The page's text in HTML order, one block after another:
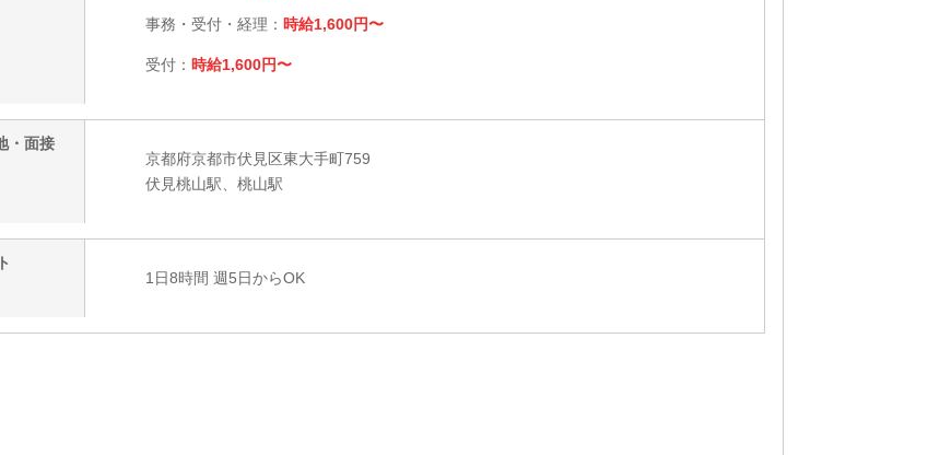
事務・受付・経理： 時給1,600円〜
受付： 時給1,600円〜
・面接
京都府京都市伏見区東大手町759
伏見桃山駅、桃山駅
1日8時間 週5日からOK